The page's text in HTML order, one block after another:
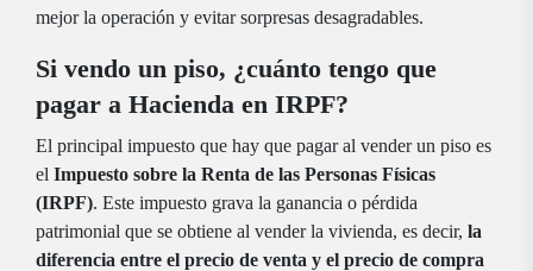
mejor la operación y evitar sorpresas desagradables.
Si vendo un piso, ¿cuánto tengo que
pagar a Hacienda en IRPF?
El principal impuesto que hay que pagar al vender un piso es
el Impuesto sobre la Renta de las Personas Físicas
(IRPF). Este impuesto grava la ganancia o pérdida
patrimonial que se obtiene al vender la vivienda, es decir, la
diferencia entre el precio de venta y el precio de compra